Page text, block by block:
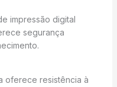
impressão digital
segurança
oferece resistência à